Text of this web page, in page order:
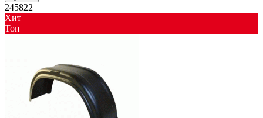
245822
Хит
Toп